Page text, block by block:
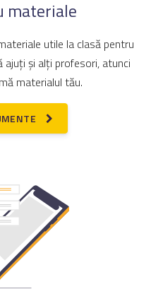
materiale
utile la clasă pentru
ajuți și alți profesori, atunci
materialul tău.